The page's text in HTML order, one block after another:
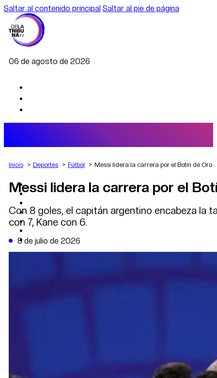
Saltar al contenido principal Saltar al pie de página
06 de agosto de 2026
AGRO
DEPORTES
POLÍTICA
CAMBIO CLIMÁTICO
DE LA TRIBUNA TV
Inicio Deportes Fútbol Messi lidera la carrera por el Botín de Oro
Messi lidera la carrera por el
Con 8 goles, el capitán argentino encabeza la
con 7, Kane con 6.
8 de julio de 2026